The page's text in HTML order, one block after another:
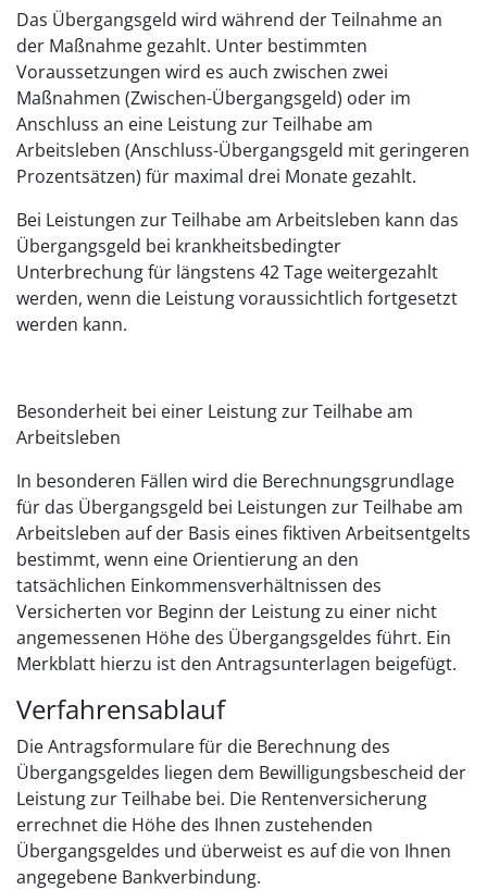
Das Übergangsgeld wird während der Teilnahme an
der Maßnahme gezahlt. Unter bestimmten
Voraussetzungen wird es auch zwischen zwei
Maßnahmen (Zwischen-Übergangsgeld) oder im
Anschluss an eine Leistung zur Teilhabe am
Arbeitsleben (Anschluss-Übergangsgeld mit geringeren
Prozentsätzen) für maximal drei Monate gezahlt.
Bei Leistungen zur Teilhabe am Arbeitsleben kann das
Übergangsgeld bei krankheitsbedingter
Unterbrechung für längstens 42 Tage weitergezahlt
werden, wenn die Leistung voraussichtlich fortgesetzt
werden kann.
Besonderheit bei einer Leistung zur Teilhabe am
Arbeitsleben
In besonderen Fällen wird die Berechnungsgrundlage
für das Übergangsgeld bei Leistungen zur Teilhabe am
Arbeitsleben auf der Basis eines fiktiven Arbeitsentgelts
bestimmt, wenn eine Orientierung an den
tatsächlichen Einkommensverhältnissen des
Versicherten vor Beginn der Leistung zu einer nicht
angemessenen Höhe des Übergangsgeldes führt. Ein
Merkblatt hierzu ist den Antragsunterlagen beigefügt.
Verfahrensablauf
Die Antragsformulare für die Berechnung des
Übergangsgeldes liegen dem Bewilligungsbescheid der
Leistung zur Teilhabe bei. Die Rentenversicherung
errechnet die Höhe des Ihnen zustehenden
Übergangsgeldes und überweist es auf die von Ihnen
angegebene Bankverbindung.